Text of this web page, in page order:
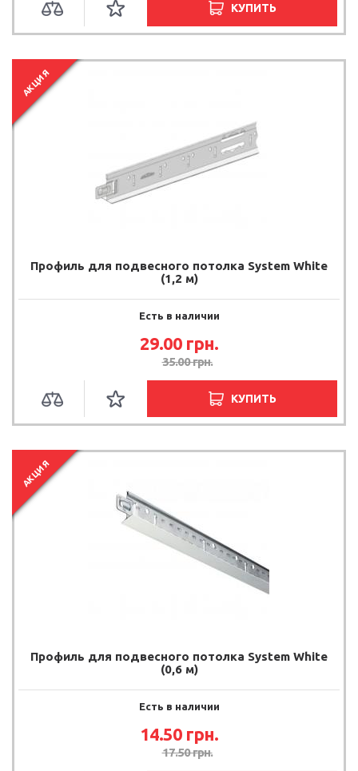
КУПИТЬ
АКЦИЯ
Профиль для подвесного потолка System White
(1,2 м)
Есть в наличии
29.00 грн.
35.00грн.
КУПИТЬ
АКЦИЯ
Профиль для подвесного потолка System White
(0,6 м)
Есть в наличии
14.50 грн.
17.50грн.